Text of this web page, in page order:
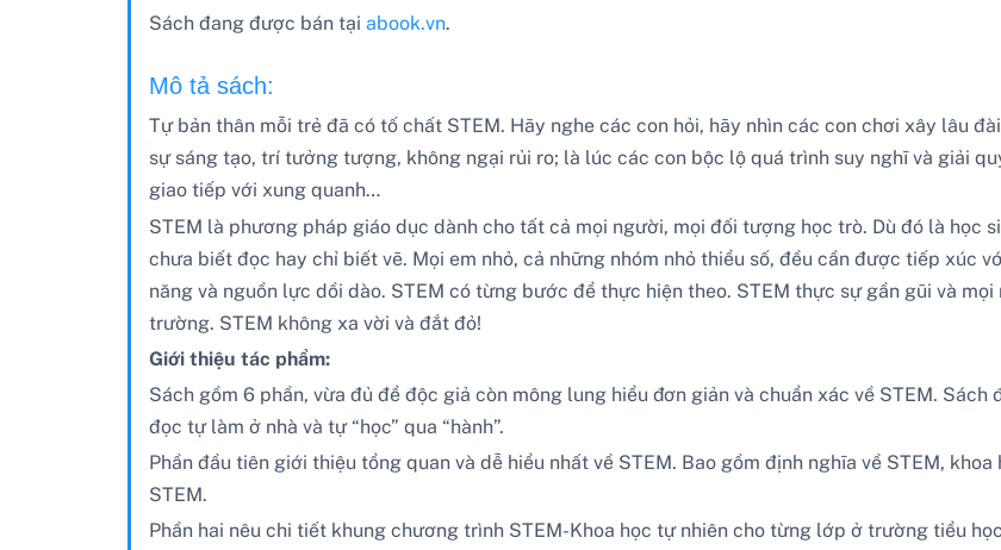
Sách đang được bán tại abook.vn.
Mô tả sách:
Tự bản thân mỗi trẻ đã có tố chất STEM. Hãy nghe các con hỏi, hãy nhìn các con chơi xây lâu
sự sáng tạo, trí tưởng tượng, không ngại rủi ro; là lúc các con bộc lộ quá trình suy nghĩ và giải
giao tiếp với xung quanh…
STEM là phương pháp giáo dục dành cho tất cả mọi người, mọi đối tượng học trò. Dù đó là học
chưa biết đọc hay chỉ biết vẽ. Mọi em nhỏ, cả những nhóm nhỏ thiểu số, đều cần được tiếp xúc
năng và nguồn lực dồi dào. STEM có từng bước để thực hiện theo. STEM thực sự gần gũi và
trường. STEM không xa vời và đắt đỏ!
Giới thiệu tác phẩm:
Sách gồm 6 phần, vừa đủ để độc giả còn mông lung hiểu đơn giản và chuẩn xác về STEM.
đọc tự làm ở nhà và tự “học” qua “hành”.
Phần đầu tiên giới thiệu tổng quan và dễ hiểu nhất về STEM. Bao gồm định nghĩa về STEM,
STEM.
Phần hai nêu chi tiết khung chương trình STEM-Khoa học tự nhiên cho từng lớp ở trường tiểu